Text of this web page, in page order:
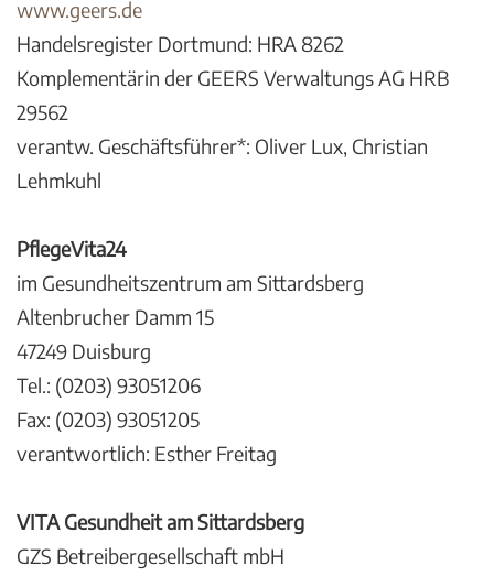
www.geers.de
Handelsregister Dortmund: HRA 8262
Komplementärin der GEERS Verwaltungs AG HRB
29562
verantw. Geschäftsführer*: Oliver Lux, Christian
Lehmkuhl
PflegeVita24
im Gesundheitszentrum am Sittardsberg
Altenbrucher Damm 15
47249 Duisburg
Tel.: (0203) 93051206
Fax: (0203) 93051205
verantwortlich: Esther Freitag
VITA Gesundheit am Sittardsberg
GZS Betreibergesellschaft mbH